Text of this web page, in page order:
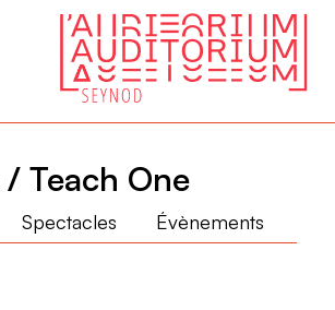
Teach One
Spectacles Évènements